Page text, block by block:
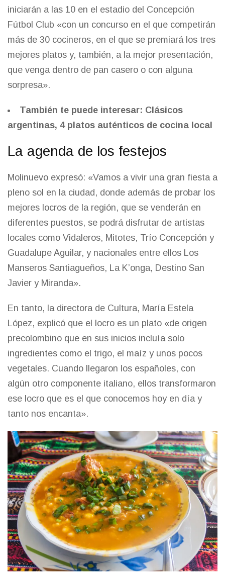
iniciarán a las 10 en el estadio del Concepción
Fútbol Club «con un concurso en el que competirán
más de 30 cocineros, en el que se premiará los tres
mejores platos y, también, a la mejor presentación,
que venga dentro de pan casero o con alguna
sorpresa».
También te puede interesar: Clásicos
argentinas, 4 platos auténticos de cocina local
La agenda de los festejos
Molinuevo expresó: «Vamos a vivir una gran fiesta a
pleno sol en la ciudad, donde además de probar los
mejores locros de la región, que se venderán en
diferentes puestos, se podrá disfrutar de artistas
locales como Vidaleros, Mitotes, Trío Concepción y
Guadalupe Aguilar, y nacionales entre ellos Los
Manseros Santiagueños, La K’onga, Destino San
Javier y Miranda».
En tanto, la directora de Cultura, María Estela
López, explicó que el locro es un plato «de origen
precolombino que en sus inicios incluía solo
ingredientes como el trigo, el maíz y unos pocos
vegetales. Cuando llegaron los españoles, con
algún otro componente italiano, ellos transformaron
ese locro que es el que conocemos hoy en día y
tanto nos encanta».